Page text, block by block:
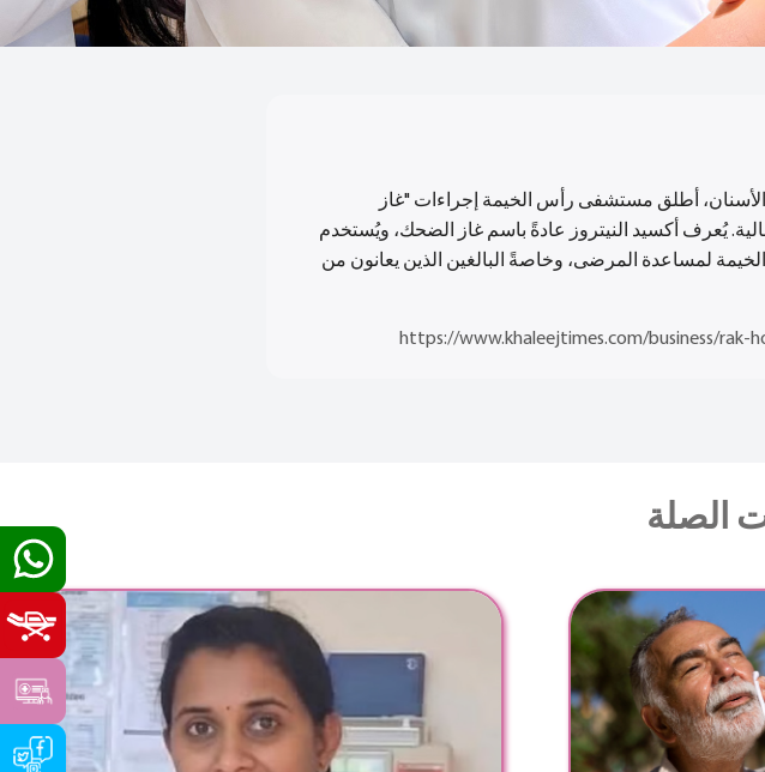
أطلق مستشفى رأس الخيمة إجراءات "غاز
يُعرف أكسيد النيتروز عادةً باسم غاز الضحك، ويُستخدم
لمساعدة المرضى، وخاصةً البالغين الذين يعانون من
https://www.khaleejtimes.com/business/
الصلة